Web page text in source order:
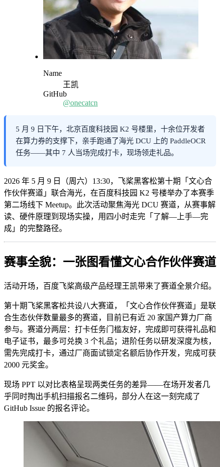
Name
王凯
GitHub
@onecatcn
5 月 9 日下午，北京百度科技园 K2 号楼里，十余位开发者
在算力券的支撑下，亲手跑通了海光 DCU 上的 PaddleOCR
任务——其中 7 人当场完成打卡，现场领走礼品。
2026 年 5 月 9 日（周六）13:30，飞桨黑客松第十期「文心合
作伙伴赛道」联合海光，在百度科技园 K2 号楼举办了本赛季
第二场线下 Meetup。此次活动聚焦海光 DCU 赛道，从赛事解
读、硬件原理到现场实操，用四小时走完「了解—上手—完
成」的完整路径。
赛事全貌：一张图看懂文心合作伙伴赛道
活动开场，百度飞桨高级产品经理王凯带来了赛道全景介绍。
第十期飞桨黑客松共设八大赛道，「文心合作伙伴赛道」是联
合生态伙伴数量最多的赛道，目前已有近 20 家国产算力厂商
参与。赛道分两层：打卡任务门槛友好，完成即可获得礼品和
电子证书，最多可兑换 3 个礼品；进阶任务以研发深度为核，
需先完成打卡，通过厂商面试锁定名额后协作开发，完成可获
2000 元奖金。
现场 PPT 以对比表格呈现两类任务的差异——在场开发者几
乎同时掏出手机扫描报名二维码，部分人在这一刻完成了
GitHub Issue 的报名评论。